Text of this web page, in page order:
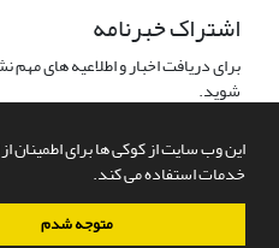
این وب سایت از کوکی ها برای اطمینان از
خدمات استفاده می کند.
متوجه شدم
اشتراک خبرنامه
برای دریافت اخبار و اطلاعیه های
شوید.